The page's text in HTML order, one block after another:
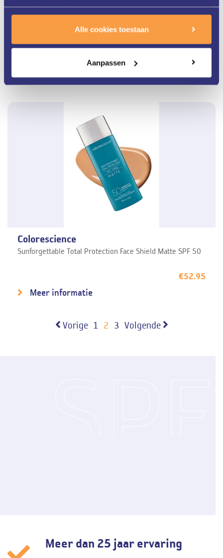
Helon vindt uhier.
Alle cookies toestaan
Aanpassen
Sunforgettable Total Protection Face Shield Glow SPF 50
49.95
Meer informatie
Colorescience
Sunforgettable Total Protection Face Shield Matte SPF 50
€52.95
Meer informatie
Vorige 1 2 3 Volgende
Meer dan 25 jaar ervaring